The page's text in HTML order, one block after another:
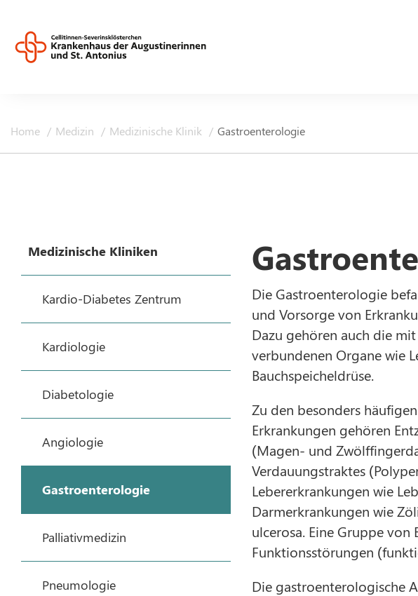
Home Medizin Medizinische Klinik Gastroenterologie
Medizinische Kliniken
Kardio-Diabetes Zentrum
Kardiologie
Diabetologie
Angiologie
Gastroenterologie
Palliativmedizin
Pneumologie
Die Gastroenterologie
und Vorsorge von
Dazu gehören auch die
verbundenen Organe wie
Bauchspeicheldrüse.
Zu den besonders
Erkrankungen gehören
(Magen- und
Verdauungstraktes
Lebererkrankungen wie
Darmerkrankungen wie
ulcerosa. Eine Gruppe
Funktionsstörungen
Die gastroenterologische